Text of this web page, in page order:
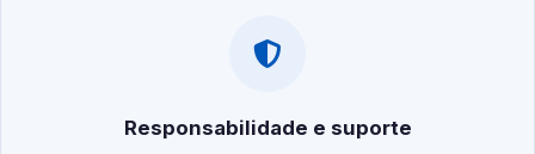
Responsabilidade e suporte